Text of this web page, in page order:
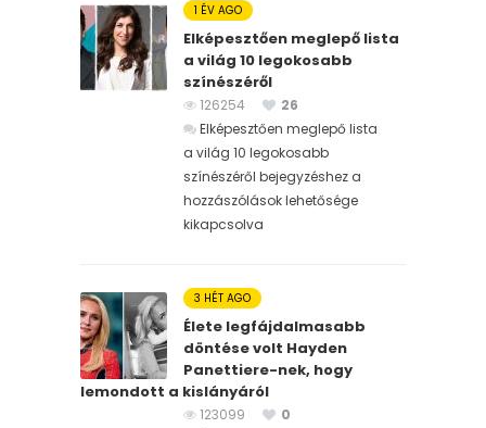
1 ÉV AGO
Elképesztően meglepő lista
a világ 10 legokosabb
színészéről
126254
26
Elképesztően meglepő lista
a világ 10 legokosabb
színészéről bejegyzéshez a
hozzászólások lehetősége
kikapcsolva
3 HÉT AGO
Élete legfájdalmasabb
döntése volt Hayden
Panettiere-nek, hogy
lemondott a kislányáról
123099
0